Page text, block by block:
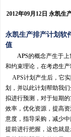
2012年09月12日 永凯生
永凯生产排产计划软
值
APS的概念产生于
和约束理论，在考虑生
APS计划产生后，它实
划，并以此计划帮助我
拟进行预测，对于短期
效率，优化资源，提高
意度，指导采购，减少
提前进行把握，这也就